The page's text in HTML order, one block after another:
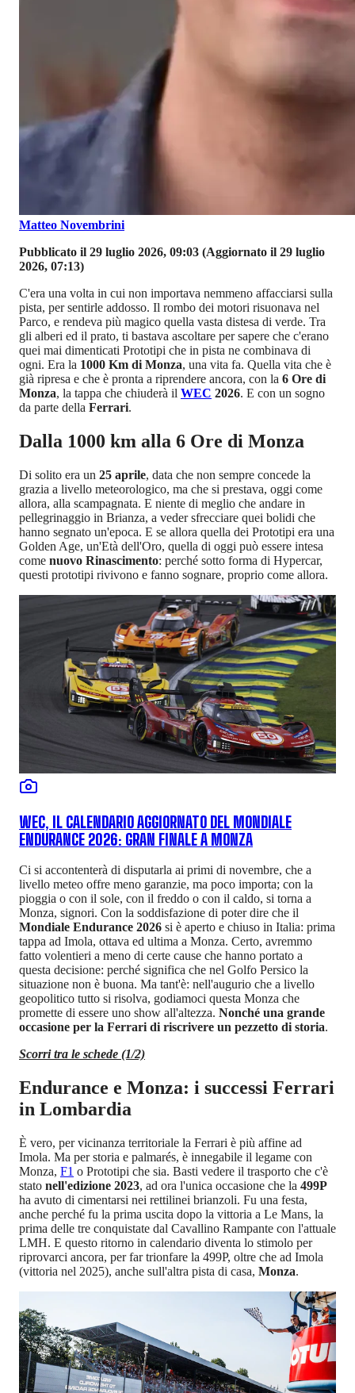
Matteo Novembrini
Pubblicato il 29 luglio 2026, 09:03 (Aggiornato il 29 luglio
2026, 07:13)
C'era una volta in cui non importava nemmeno affacciarsi sulla
pista, per sentirle addosso. Il rombo dei motori risuonava nel
Parco, e rendeva più magico quella vasta distesa di verde. Tra
gli alberi ed il prato, ti bastava ascoltare per sapere che c'erano
quei mai dimenticati Prototipi che in pista ne combinava di
ogni. Era la 1000 Km di Monza, una vita fa. Quella vita che è
già ripresa e che è pronta a riprendere ancora, con la 6 Ore di
Monza, la tappa che chiuderà il WEC 2026. E con un sogno
da parte della Ferrari.
Dalla 1000 km alla 6 Ore di Monza
Di solito era un 25 aprile, data che non sempre concede la
grazia a livello meteorologico, ma che si prestava, oggi come
allora, alla scampagnata. E niente di meglio che andare in
pellegrinaggio in Brianza, a veder sfrecciare quei bolidi che
hanno segnato un'epoca. E se allora quella dei Prototipi era una
Golden Age, un'Età dell'Oro, quella di oggi può essere intesa
come nuovo Rinascimento: perché sotto forma di Hypercar,
questi prototipi rivivono e fanno sognare, proprio come allora.
WEC, IL CALENDARIO AGGIORNATO DEL MONDIALE
ENDURANCE 2026: GRAN FINALE A MONZA
Ci si accontenterà di disputarla ai primi di novembre, che a
livello meteo offre meno garanzie, ma poco importa; con la
pioggia o con il sole, con il freddo o con il caldo, si torna a
Monza, signori. Con la soddisfazione di poter dire che il
Mondiale Endurance 2026 si è aperto e chiuso in Italia: prima
tappa ad Imola, ottava ed ultima a Monza. Certo, avremmo
fatto volentieri a meno di certe cause che hanno portato a
questa decisione: perché significa che nel Golfo Persico la
situazione non è buona. Ma tant'è: nell'augurio che a livello
geopolitico tutto si risolva, godiamoci questa Monza che
promette di essere uno show all'altezza. Nonché una grande
occasione per la Ferrari di riscrivere un pezzetto di storia.
Scorri tra le schede (1/2)
Endurance e Monza: i successi Ferrari
in Lombardia
È vero, per vicinanza territoriale la Ferrari è più affine ad
Imola. Ma per storia e palmarés, è innegabile il legame con
Monza, F1 o Prototipi che sia. Basti vedere il trasporto che c'è
stato nell'edizione 2023, ad ora l'unica occasione che la 499P
ha avuto di cimentarsi nei rettilinei brianzoli. Fu una festa,
anche perché fu la prima uscita dopo la vittoria a Le Mans, la
prima delle tre conquistate dal Cavallino Rampante con l'attuale
LMH. E questo ritorno in calendario diventa lo stimolo per
riprovarci ancora, per far trionfare la 499P, oltre che ad Imola
(vittoria nel 2025), anche sull'altra pista di casa, Monza.